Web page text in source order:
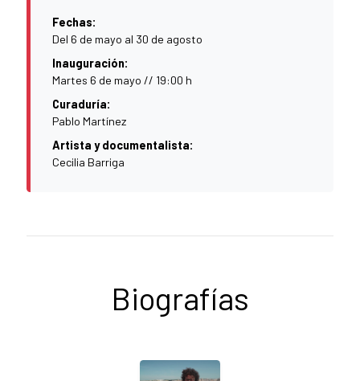
Fechas:
Del 6 de mayo al 30 de agosto
Inauguración:
Martes 6 de mayo // 19:00 h
Curaduría:
Pablo Martínez
Artista y documentalista:
Cecilia Barriga
Biografías